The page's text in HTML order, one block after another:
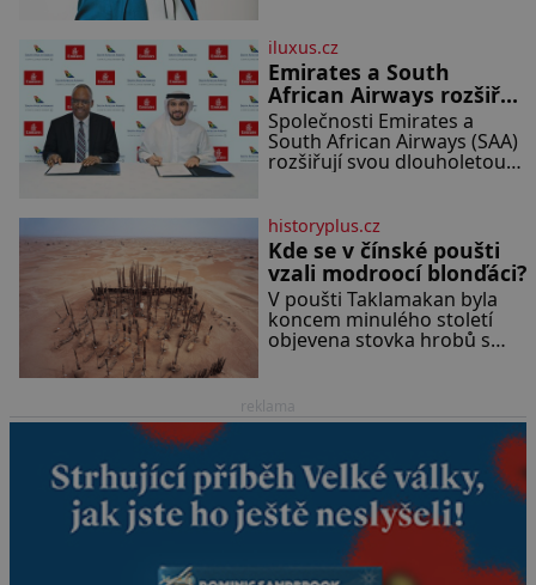
spolu. Herečka od sebe
přítele od samého začátku
odhán
iluxus.cz
Emirates a South
African Airways rozšiřují
partnerství. Cestujícím
nově zpřístupní dalších
devět destinací v jižní a
Společnosti Emirates a
South African Airways (SAA)
rozšiřují svou dlouholetou
zpřístupní cestujícím devět
dalších destinací v jižní a
střední Africe a u
historyplus.cz
Kde se v čínské poušti
vzali modroocí blonďáci?
V poušti Taklamakan byla
koncem minulého století
objevena stovka hrobů s
milodary. Asi nejvíc přitom
tříměsíčního chlapečka s
modrou filcovou čapkou, z
níž se draly blonďaté vlásky.
Fakt, že jsou těla dávných
lidí nesmírně dobře
zachovalá, přičítají odborníci